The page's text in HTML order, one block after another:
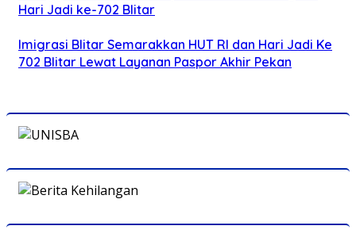
Hari Jadi ke-702 Blitar
Imigrasi Blitar Semarakkan HUT RI dan Hari Jadi Ke
702 Blitar Lewat Layanan Paspor Akhir Pekan